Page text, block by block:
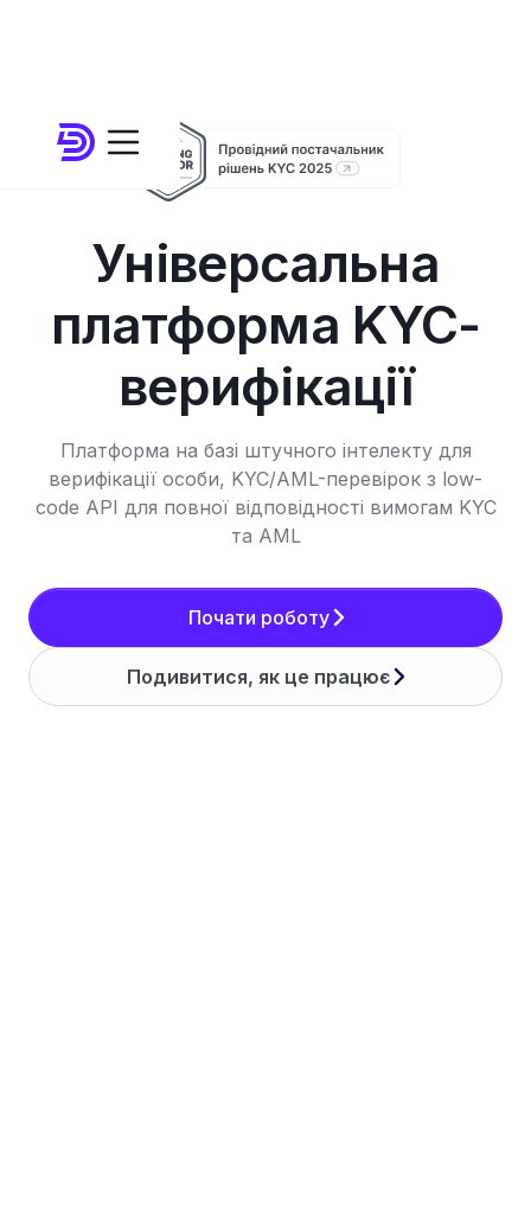
Універсальна
платформа KYC-
верифікації
Платформа на базі штучного інтелекту для
верифікації особи, KYC/AML-перевірок з low-
code API для повної відповідності вимогам KYC
та AML
Почати роботу
Подивитися, як це працює